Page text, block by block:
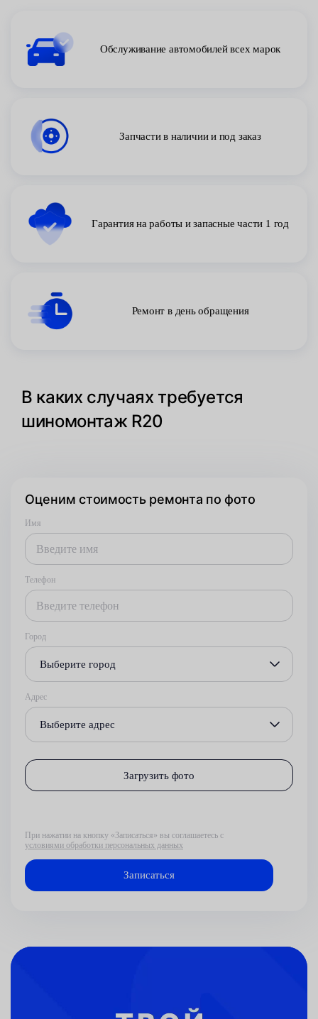
Обслуживание автомобилей всех марок
Запчасти в наличии и под заказ
Гарантия на работы и запасные части 1 год
Ремонт в день обращения
В каких случаях требуется
шиномонтаж R20
Оценим стоимость ремонта по фото
Имя
Телефон
Город
Выберите город
Адрес
Выберите адрес
Загрузить фото
При нажатии на кнопку «Записаться» вы соглашаетесь с
условиями обработки персональных данных